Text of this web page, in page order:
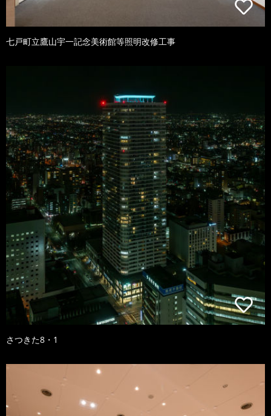
七戸町立鷹山宇一記念美術館等照明改修工事
さつきた8・1